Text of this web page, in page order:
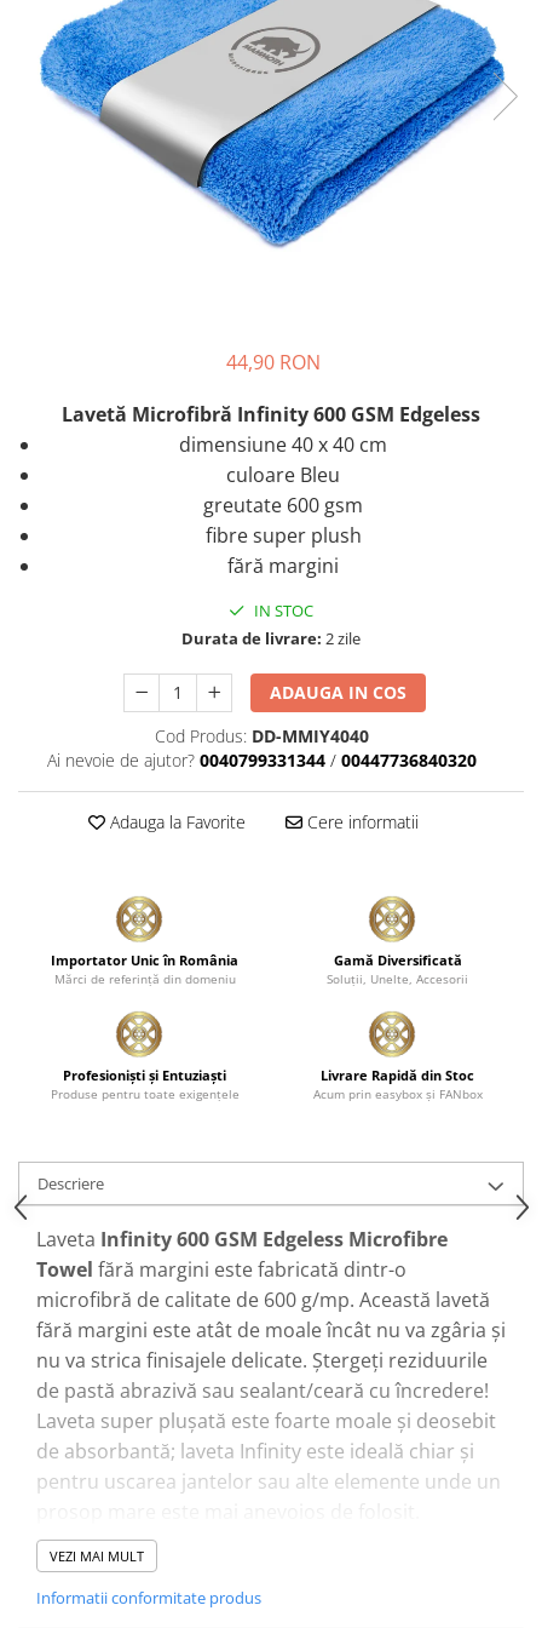
44,90 RON
Lavetă Microfibră Infinity 600 GSM Edgeless
dimensiune 40 x 40 cm
culoare Bleu
greutate 600 gsm
fibre super plush
fără margini
IN STOC
Durata de livrare: 2 zile
ADAUGA IN COS
Cod Produs: DD-MMIY4040
Ai nevoie de ajutor? 0040799331344 / 00447736840320
Adauga la Favorite Cere informatii
Importator Unic în România
Mărci de referinţă din domeniu
Gamă Diversificată
Soluţii, Unelte, Accesorii
Profesionişti şi Entuziaşti
Produse pentru toate exigenţele
Livrare Rapidă din Stoc
Acum prin easybox şi FANbox
Descriere
Laveta Infinity 600 GSM Edgeless Microfibre
Towel fără margini este fabricată dintr-o
microfibră de calitate de 600 g/mp. Această lavetă
fără margini este atât de moale încât nu va zgâria și
nu va strica finisajele delicate. Ștergeți reziduurile
de pastă abrazivă sau sealant/ceară cu încredere!
Laveta super plușată este foarte moale și deosebit
de absorbantă; laveta Infinity este ideală chiar și
pentru uscarea jantelor sau alte elemente unde un
Laveta din microfibră
este laveta perfectă pentru buffing.
Acest produs se poate spăla în mașina de spălat
VEZI MAI MULT
Informatii conformitate produs